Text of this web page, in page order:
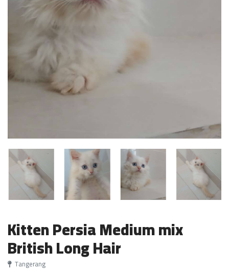
Kitten Persia Medium mix
British Long Hair
Tangerang